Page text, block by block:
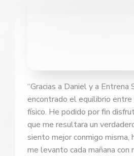
“Gracias a Daniel y a Entrena
encontrado el equilibrio
físico. He podido por fin
que me resultara un
siento mejor conmigo misma,
me levanto cada mañana con